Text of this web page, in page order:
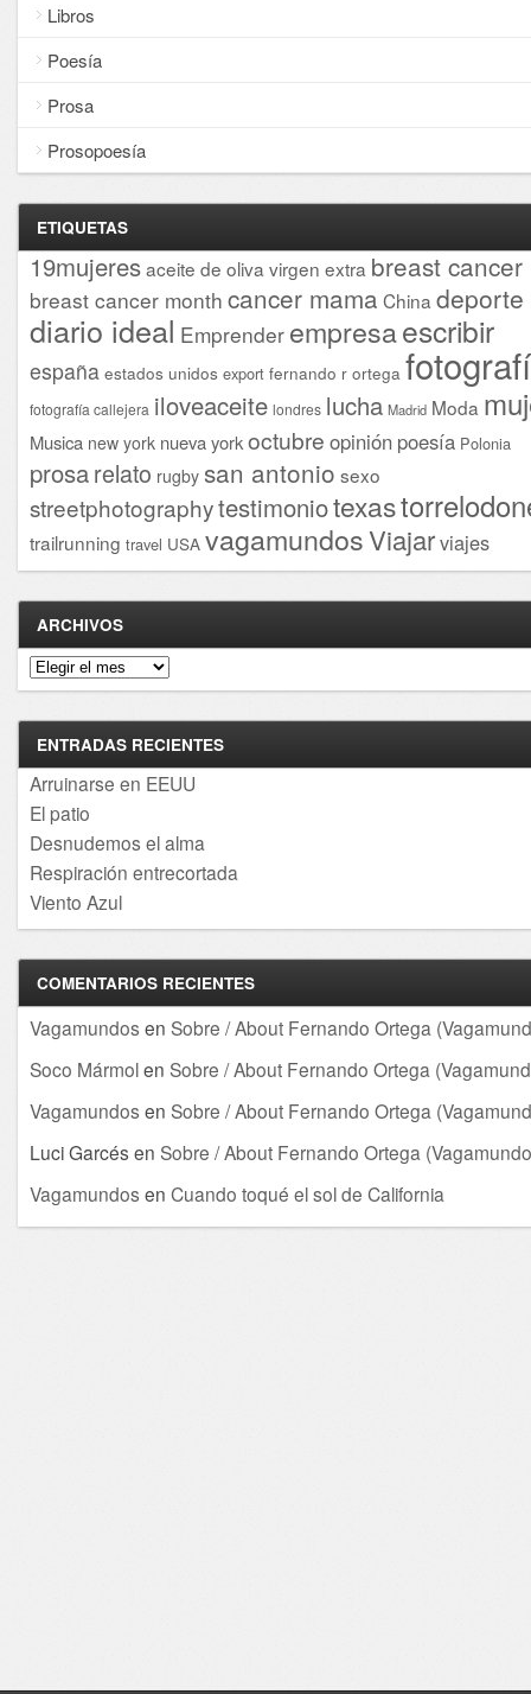
Libros
Poesía
Prosa
Prosopoesía
ETIQUETAS
19mujeresaceite de oliva virgen extra breast cancer
breast cancer month cancer mama China deporte
diario ideal Emprender empresaescribir
españa estados unidos export fernando r ortega
fotografía callejera iloveaceite londres lucha Madrid Moda
Musica new york nueva yorkoctubre opinión poesía Polonia
prosarelato rugby san antonio sexo
streetphotographytestimoniotexas
trailrunning travel USA vagamundosViajarviajes
ARCHIVOS
Archivos
ENTRADAS RECIENTES
Arruinarse en EEUU
El patio
Desnudemos el alma
Respiración entrecortada
Viento Azul
COMENTARIOS RECIENTES
Vagamundos en Sobre / About Fernando Ortega
Soco Mármolen Sobre / About Fernando Ortega
Vagamundos en Sobre / About Fernando Ortega
Luci Garcés en Sobre / About Fernando Ortega
Vagamundos en Cuando toqué el sol de California